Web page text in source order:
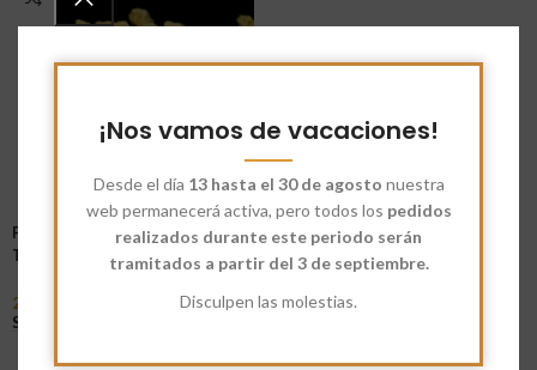
¡Nos vamos de vacaciones!
Desde el día 13 hasta el 30 de agosto nuestra
web permanecerá activa, pero todos los pedidos
realizados durante este periodo serán
tramitados a partir del 3 de septiembre.
Disculpen las molestias.
Proteínas de Soja
Texturizada Gruesa
2,60
Seleccionar Opciones